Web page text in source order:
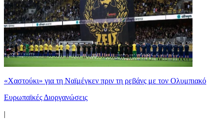
«Χαστούκι» για τη Ναϊμέγκεν πριν τη ρεβάνς με τον Ολυμπιακό
Ευρωπαϊκές Διοργανώσεις
|